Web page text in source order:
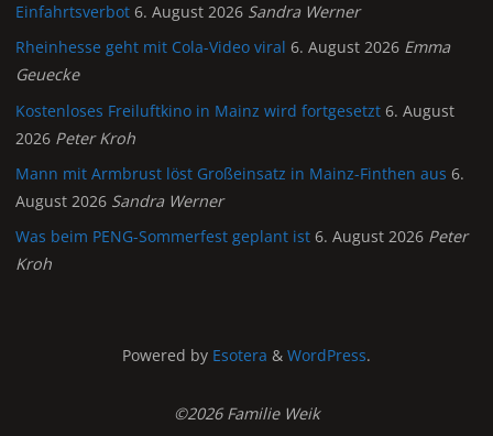
Einfahrtsverbot 6. August 2026 Sandra Werner
Rheinhesse geht mit Cola-Video viral 6. August 2026 Emma
Geuecke
Kostenloses Freiluftkino in Mainz wird fortgesetzt 6. August
2026 Peter Kroh
Mann mit Armbrust löst Großeinsatz in Mainz-Finthen aus 6.
August 2026 Sandra Werner
Was beim PENG-Sommerfest geplant ist 6. August 2026 Peter
Kroh
Powered by Esotera & WordPress.
©2026 Familie Weik